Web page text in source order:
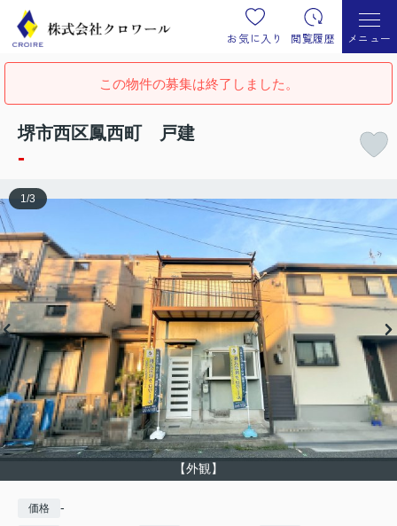
お気に入り 閲覧履歴 メニュー
この物件の募集は終了しました。
堺市西区鳳西町 戸建
-
【外観】
1 /3
価格 -